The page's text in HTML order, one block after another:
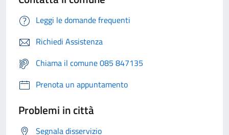
Leggi le domande frequenti
Richiedi Assistenza
Chiama il comune 085 847135
Prenota un appuntamento
Problemi in città
Segnala disservizio